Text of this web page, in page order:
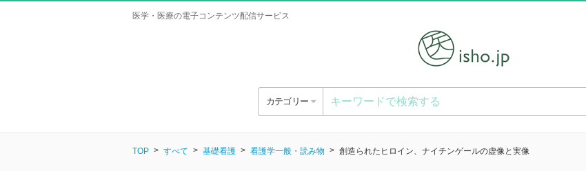
医学・医療の電子コンテンツ配信サービス
カテゴリー
TOP すべて 基礎看護 看護学一般・読み物 創造られたヒロイン、ナイチンゲールの虚像と実像